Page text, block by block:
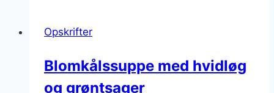
sennepssauce
Opskrifter
Blomkålssuppe med hvidløg
og grøntsager